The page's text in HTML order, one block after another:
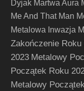
Dyjak Martwa Aura
Me And That Man
Metalowa Inwazja
Zakończenie Roku
2023 Metalowy
Początek Roku
Metalowy